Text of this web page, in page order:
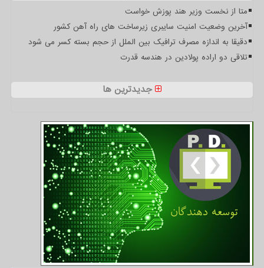
متا از نخست وزیر هند پوزش خواست
آخرین وضعیت امنیت سایبری زیرساخت های راه آهن کشور
دقیقا به اندازه مصرف ترافیک بین الملل از حجم بسته کسر می شود
تلاقی دو اراده پولادین در هندسه قدرت
جدیدترین ها